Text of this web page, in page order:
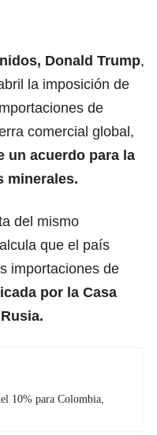
Donald Trump,
la imposición de
de
comercial global,
un acuerdo para la
minerales.
del mismo
que el país
importaciones de
por la Casa
Rusia.
10% para Colombia,